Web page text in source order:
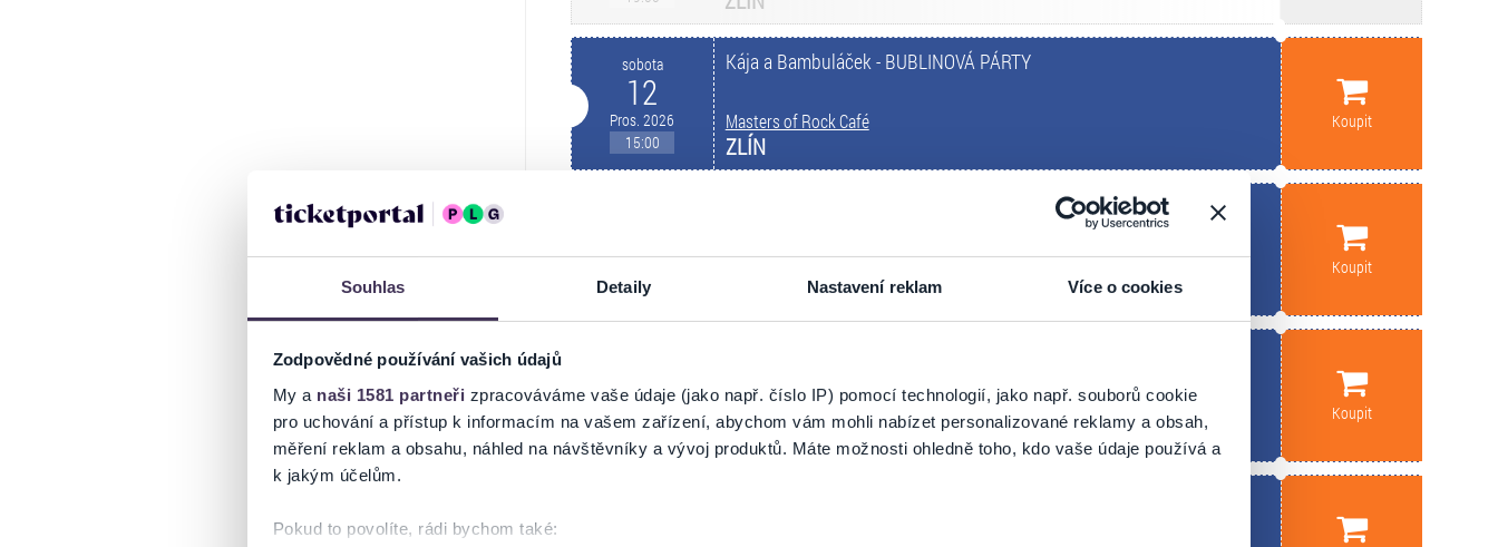
Souhlas Detaily Nastavení reklam Více o cookies
Zodpovědné používání vašich údajů
My a naši 1581 partneři zpracováváme vaše údaje (jako např. číslo IP) pomocí technologií, jako např. souborů cookie
pro uchování a přístup k informacím na vašem zařízení, abychom vám mohli nabízet personalizované reklamy a obsah,
měření reklam a obsahu, náhled na návštěvníky a vývoj produktů. Máte možnosti ohledně toho, kdo vaše údaje používá a
k jakým účelům.
Pokud to povolíte, rádi bychom také:
sobota
12
Pros. 2026
15:00
Kája a Bambuláček - BUBLINOVÁ PÁRTY
Masters of Rock Café
ZLÍN
Koupit
20:00
Koupit
14
Ún. 2027
20:00
Masters of Rock Café
ZLÍN
Koupit